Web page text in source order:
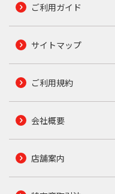
ご利用ガイド
サイトマップ
ご利用規約
会社概要
店舗案内